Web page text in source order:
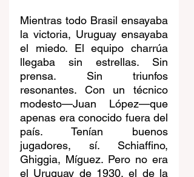
Mientras todo Brasil ensayaba
la victoria, Uruguay ensayaba
el miedo. El equipo charrúa
llegaba sin estrellas. Sin
prensa. Sin triunfos
resonantes. Con un técnico
modesto—Juan López—que
apenas era conocido fuera del
país. Tenían buenos
jugadores, sí. Schiaffino,
Ghiggia, Míguez. Pero no era
el Uruguay de 1930, el de la